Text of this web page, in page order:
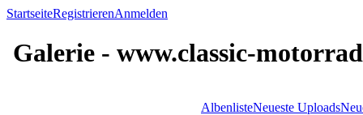
StartseiteRegistrierenAnmelden
Galerie - www.classic-
AlbenlisteNeueste Uploads